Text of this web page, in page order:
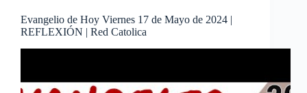
Evangelio de Hoy Viernes 17 de Mayo de 2024 |
REFLEXIÓN | Red Catolica